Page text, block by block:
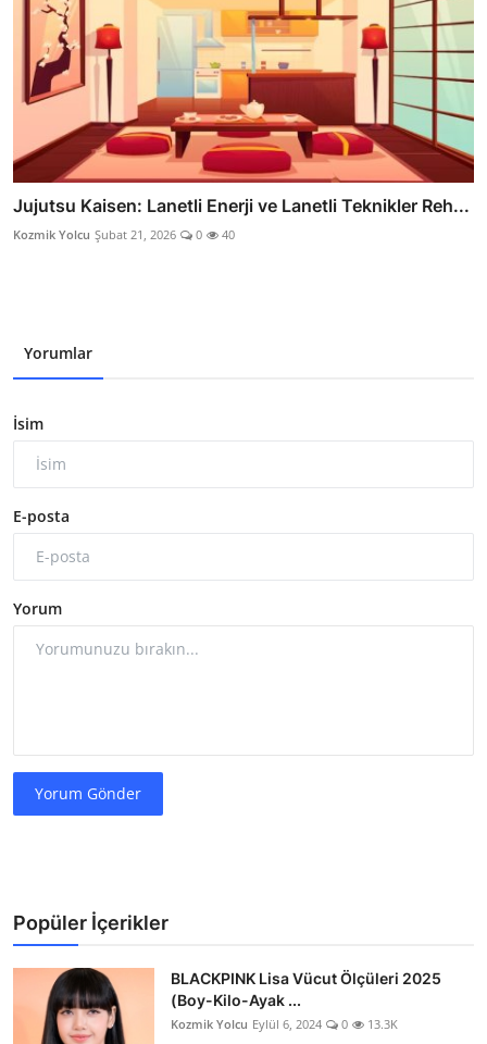
Jujutsu Kaisen: Lanetli Enerji ve Lanetli Teknikler Reh...
Kozmik Yolcu Şubat 21, 2026 0 40
Yorumlar
İsim
E-posta
Yorum
Yorum Gönder
Popüler İçerikler
BLACKPINK Lisa Vücut Ölçüleri 2025
(Boy-Kilo-Ayak ...
Kozmik Yolcu Eylül 6, 2024 0 13.3K